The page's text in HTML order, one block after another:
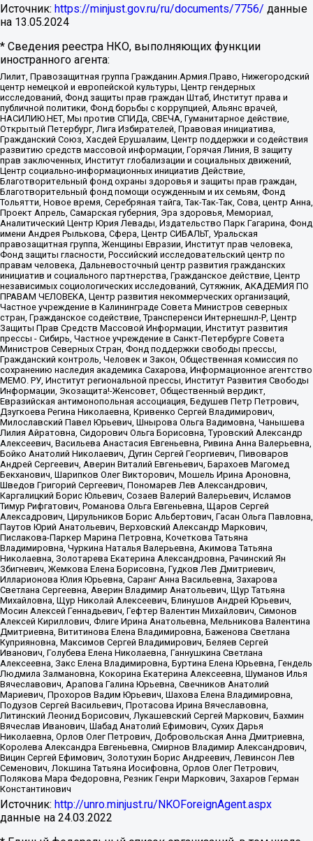
Источник: https://minjust.gov.ru/ru/documents/7756/ данные
на 13.05.2024
* Сведения реестра НКО, выполняющих функции
иностранного агента:
Лилит, Правозащитная группа Гражданин.Армия.Право, Нижегородский
центр немецкой и европейской культуры, Центр гендерных
исследований, Фонд защиты прав граждан Штаб, Институт права и
публичной политики, Фонд борьбы с коррупцией, Альянс врачей,
НАСИЛИЮ.НЕТ, Мы против СПИДа, СВЕЧА, Гуманитарное действие,
Открытый Петербург, Лига Избирателей, Правовая инициатива,
Гражданский Союз, Хасдей Ерушалаим, Центр поддержки и содействия
развитию средств массовой информации, Горячая Линия, В защиту
прав заключенных, Институт глобализации и социальных движений,
Центр социально-информационных инициатив Действие,
Благотворительный фонд охраны здоровья и защиты прав граждан,
Благотворительный фонд помощи осужденным и их семьям, Фонд
Тольятти, Новое время, Серебряная тайга, Так-Так-Так, Сова, центр Анна,
Проект Апрель, Самарская губерния, Эра здоровья, Мемориал,
Аналитический Центр Юрия Левады, Издательство Парк Гагарина, Фонд
имени Андрея Рылькова, Сфера, Центр СИБАЛЬТ, Уральская
правозащитная группа, Женщины Евразии, Институт прав человека,
Фонд защиты гласности, Российский исследовательский центр по
правам человека, Дальневосточный центр развития гражданских
инициатив и социального партнерства, Гражданское действие, Центр
независимых социологических исследований, Сутяжник, АКАДЕМИЯ ПО
ПРАВАМ ЧЕЛОВЕКА, Центр развития некоммерческих организаций,
Частное учреждение в Калининграде Совета Министров северных
стран, Гражданское содействие, Трансперенси Интернешнл-Р, Центр
Защиты Прав Средств Массовой Информации, Институт развития
прессы - Сибирь, Частное учреждение в Санкт-Петербурге Совета
Министров Северных Стран, Фонд поддержки свободы прессы,
Гражданский контроль, Человек и Закон, Общественная комиссия по
сохранению наследия академика Сахарова, Информационное агентство
МЕМО. РУ, Институт региональной прессы, Институт Развития Свободы
Информации, Экозащита!-Женсовет, Общественный вердикт,
Евразийская антимонопольная ассоциация, Бедушев Петр Петрович,
Дзугкоева Регина Николаевна, Кривенко Сергей Владимирович,
Милославский Павел Юрьевич, Шнырова Ольга Вадимовна, Чанышева
Лилия Айратовна, Сидорович Ольга Борисовна, Туровский Александр
Алексеевич, Васильева Анастасия Евгеньевна, Ривина Анна Валерьевна,
Бойко Анатолий Николаевич, Дугин Сергей Георгиевич, Пивоваров
Андрей Сергеевич, Аверин Виталий Евгеньевич, Барахоев Магомед
Бекханович, Шарипков Олег Викторович, Мошель Ирина Ароновна,
Шведов Григорий Сергеевич, Пономарев Лев Александрович,
Каргалицкий Борис Юльевич, Созаев Валерий Валерьевич, Исламов
Тимур Рифгатович, Романова Ольга Евгеньевна, Щаров Сергей
Алексадрович, Цирульников Борис Альбертович, Гасан Ольга Павловна,
Паутов Юрий Анатольевич, Верховский Александр Маркович,
Пислакова-Паркер Марина Петровна, Кочеткова Татьяна
Владимировна, Чуркина Наталья Валерьевна, Акимова Татьяна
Николаевна, Золотарева Екатерина Александровна, Рачинский Ян
Збигневич, Жемкова Елена Борисовна, Гудков Лев Дмитриевич,
Илларионова Юлия Юрьевна, Саранг Анна Васильевна, Захарова
Светлана Сергеевна, Аверин Владимир Анатольевич, Щур Татьяна
Михайловна, Щур Николай Алексеевич, Блинушов Андрей Юрьевич,
Мосин Алексей Геннадьевич, Гефтер Валентин Михайлович, Симонов
Алексей Кириллович, Флиге Ирина Анатольевна, Мельникова Валентина
Дмитриевна, Вититинова Елена Владимировна, Баженова Светлана
Куприяновна, Максимов Сергей Владимирович, Беляев Сергей
Иванович, Голубева Елена Николаевна, Ганнушкина Светлана
Алексеевна, Закс Елена Владимировна, Буртина Елена Юрьевна, Гендель
Людмила Залмановна, Кокорина Екатерина Алексеевна, Шуманов Илья
Вячеславович, Арапова Галина Юрьевна, Свечников Анатолий
Мариевич, Прохоров Вадим Юрьевич, Шахова Елена Владимировна,
Подузов Сергей Васильевич, Протасова Ирина Вячеславовна,
Литинский Леонид Борисович, Лукашевский Сергей Маркович, Бахмин
Вячеслав Иванович, Шабад Анатолий Ефимович, Сухих Дарья
Николаевна, Орлов Олег Петрович, Добровольская Анна Дмитриевна,
Королева Александра Евгеньевна, Смирнов Владимир Александрович,
Вицин Сергей Ефимович, Золотухин Борис Андреевич, Левинсон Лев
Семенович, Локшина Татьяна Иосифовна, Орлов Олег Петрович,
Полякова Мара Федоровна, Резник Генри Маркович, Захаров Герман
Константинович
Источник: http://unro.minjust.ru/NKOForeignAgent.aspx
данные на 24.03.2022